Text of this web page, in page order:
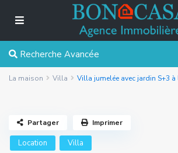
Recherche Avancée
La maison Villa Villa jumelée avec jardin S+3
Location Villa
Partager Imprimer